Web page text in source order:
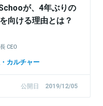
が、4年ぶりの
向ける理由とは？
CEO
カルチャー
公開日 2019/12/05